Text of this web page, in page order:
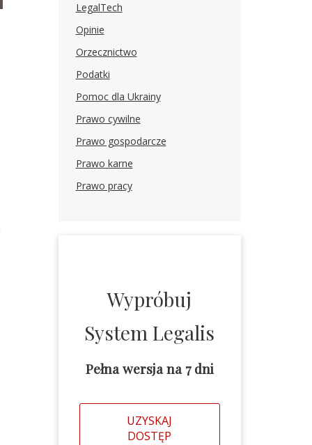
LegalTech
Opinie
Orzecznictwo
Podatki
Pomoc dla Ukrainy
Prawo cywilne
Prawo gospodarcze
Prawo karne
Prawo pracy
Wypróbuj
System Legalis
Pełna wersja na 7 dni
UZYSKAJ
DOSTĘP